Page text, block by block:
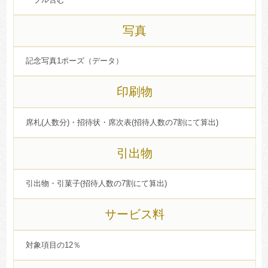
写真
記念写真1ポーズ（データ）
印刷物
席札(人数分)・招待状・席次表(招待人数の7割にて算出)
引出物
引出物・引菓子(招待人数の7割にて算出)
サービス料
対象項目の12％